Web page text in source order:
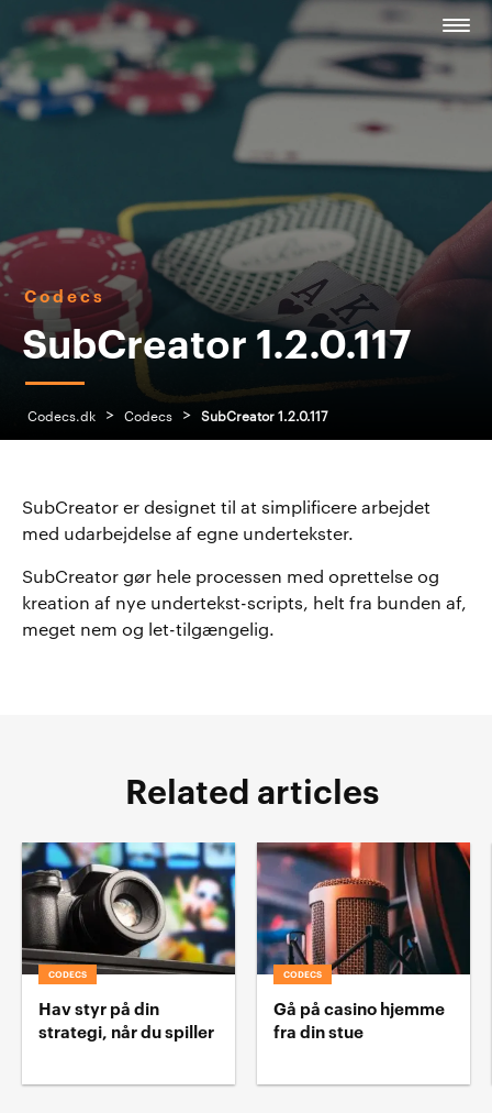
Codecs
SubCreator 1.2.0.117
Codecs.dk > Codecs > SubCreator 1.2.0.117
SubCreator er designet til at simplificere arbejdet
med udarbejdelse af egne undertekster.
SubCreator gør hele processen med oprettelse og
kreation af nye undertekst-scripts, helt fra bunden af,
meget nem og let-tilgængelig.
Related articles
CODECS
Hav styr på din
strategi, når du spiller
CODECS
Gå på casino hjemme
fra din stue